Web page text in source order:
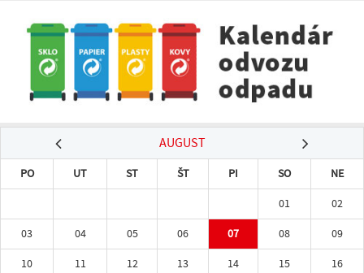
AUGUST
PO UT ST ŠT PI SO
NE
01
02
03
04 05 06 07 08
09
10
11 12 13 14 15
16